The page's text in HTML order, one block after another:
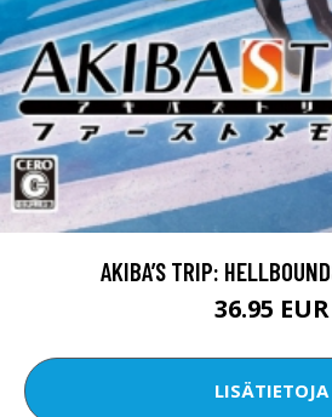
AKIBA’S TRIP:
36.95 EUR
LISÄTIETOJA